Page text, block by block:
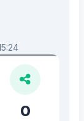
0